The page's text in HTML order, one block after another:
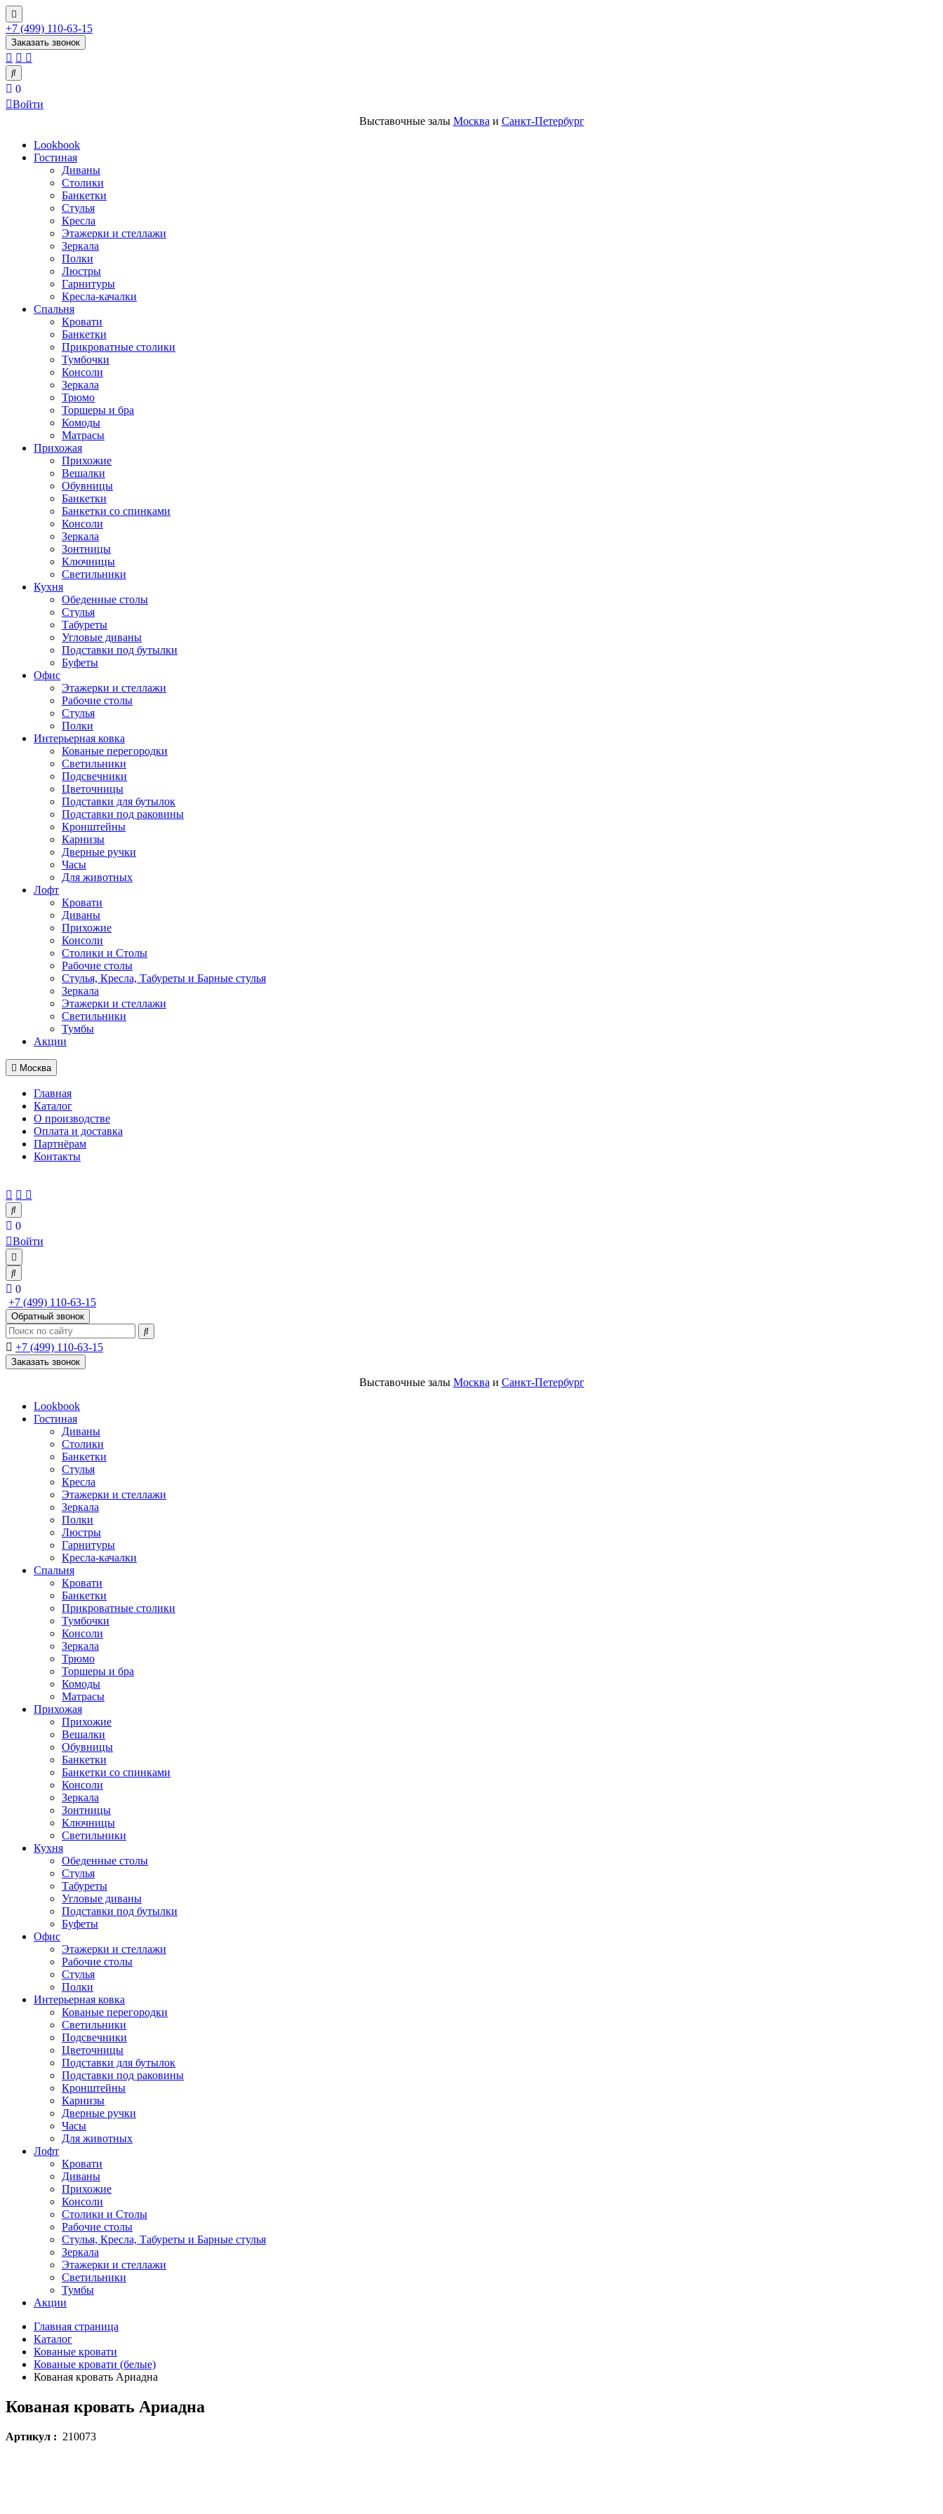
+7 (499) 110-63-15
Заказать звонок
0
Войти
Выставочные залы Москва и Санкт-Петербург
Lookbook
Гостиная
Диваны
Столики
Банкетки
Стулья
Кресла
Этажерки и стеллажи
Зеркала
Полки
Люстры
Гарнитуры
Кресла-качалки
Спальня
Кровати
Банкетки
Прикроватные столики
Тумбочки
Консоли
Зеркала
Трюмо
Торшеры и бра
Комоды
Матрасы
Прихожая
Прихожие
Вешалки
Обувницы
Банкетки
Банкетки со спинками
Консоли
Зеркала
Зонтницы
Ключницы
Светильники
Кухня
Обеденные столы
Стулья
Табуреты
Угловые диваны
Подставки под бутылки
Буфеты
Офис
Этажерки и стеллажи
Рабочие столы
Стулья
Полки
Интерьерная ковка
Кованые перегородки
Светильники
Подсвечники
Цветочницы
Подставки для бутылок
Подставки под раковины
Кронштейны
Карнизы
Дверные ручки
Часы
Для животных
Лофт
Кровати
Диваны
Прихожие
Консоли
Столики и Столы
Рабочие столы
Стулья, Кресла, Табуреты и Барные стулья
Зеркала
Этажерки и стеллажи
Светильники
Тумбы
Акции
Москва
Главная
Каталог
О производстве
Оплата и доставка
Партнёрам
Контакты
0
Войти
0
+7 (499) 110-63-15
Обратный звонок
+7 (499) 110-63-15
Заказать звонок
Выставочные залы Москва и Санкт-Петербург
Lookbook
Гостиная
Диваны
Столики
Банкетки
Стулья
Кресла
Этажерки и стеллажи
Зеркала
Полки
Люстры
Гарнитуры
Кресла-качалки
Спальня
Кровати
Банкетки
Прикроватные столики
Тумбочки
Консоли
Зеркала
Трюмо
Торшеры и бра
Комоды
Матрасы
Прихожая
Прихожие
Вешалки
Обувницы
Банкетки
Банкетки со спинками
Консоли
Зеркала
Зонтницы
Ключницы
Светильники
Кухня
Обеденные столы
Стулья
Табуреты
Угловые диваны
Подставки под бутылки
Буфеты
Офис
Этажерки и стеллажи
Рабочие столы
Стулья
Полки
Интерьерная ковка
Кованые перегородки
Светильники
Подсвечники
Цветочницы
Подставки для бутылок
Подставки под раковины
Кронштейны
Карнизы
Дверные ручки
Часы
Для животных
Лофт
Кровати
Диваны
Прихожие
Консоли
Столики и Столы
Рабочие столы
Стулья, Кресла, Табуреты и Барные стулья
Зеркала
Этажерки и стеллажи
Светильники
Тумбы
Акции
Главная страница
Каталог
Кованые кровати
Кованые кровати (белые)
Кованая кровать Ариадна
Кованая кровать Ариадна
Артикул : 210073